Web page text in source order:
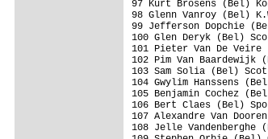
97 Kurt Brosens (Bel)
98 Glenn Vanroy (Bel)
99 Jefferson Dopchie
100 Glen Deryk (Bel)
101 Pieter Van De Veire
102 Pim Van
103 Sam Solia (Bel)
104 Gwylim Hanssens
105 Benjamin Cochez
106 Bert Claes (Bel)
107 Alexandre Van
108 Jelle